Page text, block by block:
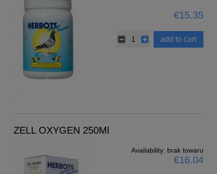
€15.35
add to cart
ZELL OXYGEN 250Ml
Availability: brak towaru
€16.04